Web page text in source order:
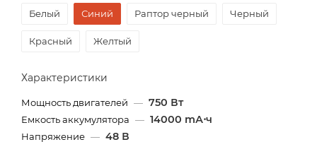
Белый
Синий Раптор черный Черный
Красный Желтый
Характеристики
Мощность двигателей — 750 Вт
Емкость аккумулятора — 14000 mА⋅ч
Напряжение — 48 В